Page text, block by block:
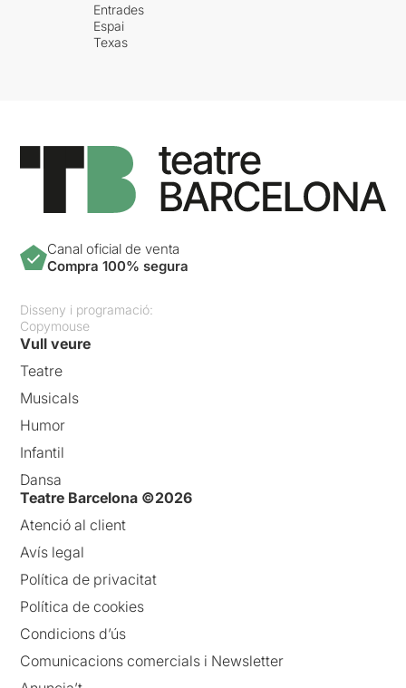
Entrades
Espai
Texas
Canal oficial de venta
Compra 100% segura
Disseny i programació:
Copymouse
Vull veure
Teatre
Musicals
Humor
Infantil
Dansa
Teatre Barcelona ©2026
Atenció al client
Avís legal
Política de privacitat
Política de cookies
Condicions d’ús
Comunicacions comercials i Newsletter